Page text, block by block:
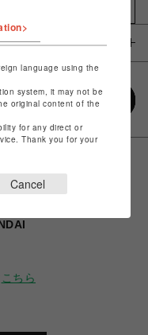
こちら
language using the
system, it may not be
original content of the
for any direct or
Thank you for your
Cancel